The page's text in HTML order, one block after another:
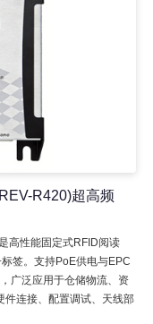
R420)超高频
高性能固定式RFID阅读
签。支持PoE供电与EPC
广泛应用于仓储物流、资
件连接、配置调试、天线部